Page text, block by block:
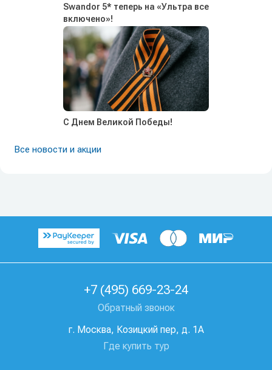
Swandor 5* теперь на «Ультра все
включено»!
С Днем Великой Победы!
Все новости и акции
+7 (495) 669-23-24
Обратный звонок
г. Москва, Козицкий пер, д. 1А
Где купить тур